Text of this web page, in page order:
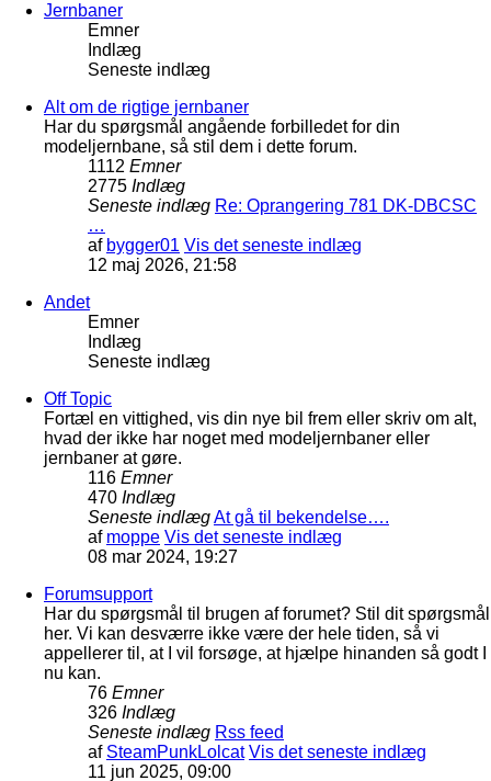
Jernbaner
Emner
Indlæg
Seneste indlæg
Alt om de rigtige jernbaner
Har du spørgsmål angående forbilledet for din
modeljernbane, så stil dem i dette forum.
1112 Emner
2775 Indlæg
Seneste indlæg Re: Oprangering 781 DK-DBCSC
…
af bygger01 Vis det seneste indlæg
12 maj 2026, 21:58
Andet
Emner
Indlæg
Seneste indlæg
Off Topic
Fortæl en vittighed, vis din nye bil frem eller skriv om alt,
hvad der ikke har noget med modeljernbaner eller
jernbaner at gøre.
116 Emner
470 Indlæg
Seneste indlægAt gå til bekendelse….
af moppe Vis det seneste indlæg
08 mar 2024, 19:27
Forumsupport
Har du spørgsmål til brugen af forumet? Stil dit spørgsmål
her. Vi kan desværre ikke være der hele tiden, så vi
appellerer til, at I vil forsøge, at hjælpe hinanden så godt I
nu kan.
76 Emner
326 Indlæg
Seneste indlæg Rss feed
af SteamPunkLolcat Vis det seneste indlæg
11 jun 2025, 09:00